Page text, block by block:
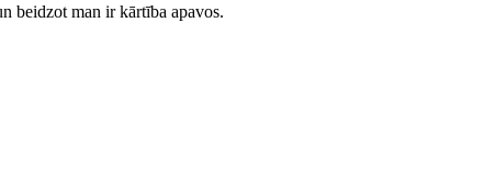
beidzot man ir kārtība apavos.